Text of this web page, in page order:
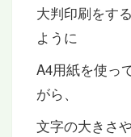
大判印刷をす
ように
A4用紙を使っ
がら、
文字の大きさ